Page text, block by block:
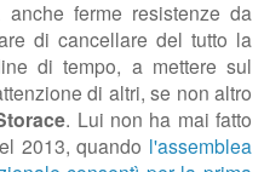
ferme resistenze da
di cancellare del tutto la
di tempo, a mettere sul
di altri, se non altro
. Lui non ha mai fatto
2013, quando l'assemblea